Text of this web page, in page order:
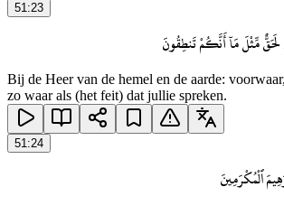
51:23
لَحَقٌّ مِّثْلَ مَآ أَنَّكُمْ تَنطِقُونَ
Bij de Heer van de hemel en de aarde:
zo waar als (het feit) dat jullie spreken.
51:24
ٱلْمُكْرَمِينَ